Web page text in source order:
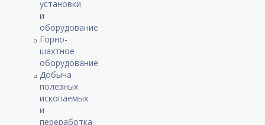
установки
и
оборудование
Горно-
шахтное
оборудование
Добыча
полезных
ископаемых
и
переработка